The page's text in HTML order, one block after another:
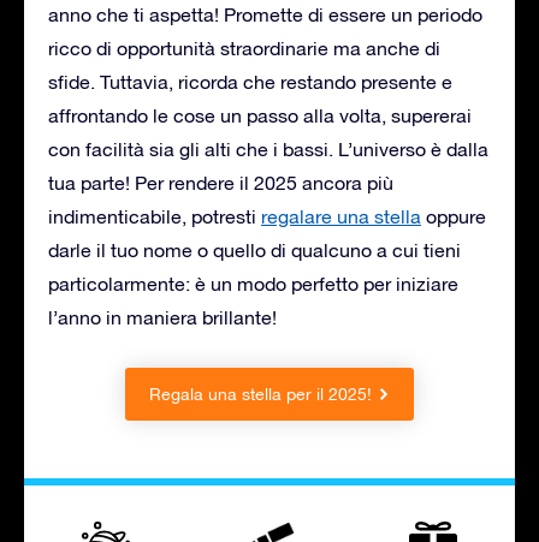
anno che ti aspetta! Promette di essere un periodo
ricco di opportunità straordinarie ma anche di
sfide. Tuttavia, ricorda che restando presente e
affrontando le cose un passo alla volta, supererai
con facilità sia gli alti che i bassi. L’universo è dalla
tua parte! Per rendere il 2025 ancora più
indimenticabile, potresti regalare una stella oppure
darle il tuo nome o quello di qualcuno a cui tieni
particolarmente: è un modo perfetto per iniziare
l’anno in maniera brillante!
Regala una stella per il 2025!